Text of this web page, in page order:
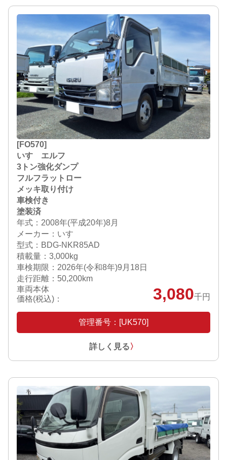
[FO570]
いすゞエルフ
3トン強化ダンプ
フルフラットロー
メッキ取り付け
車検付き
塗装済
年式：2008年(平成20年)8月
メーカー：いすゞ
型式：BDG-NKR85AD
積載量：3,000kg
車検期限： 2026年(令和8年)9月18日
走行距離：50,200km
車両本体
価格(税込)：
3,080千円
管理番号：[UK570]
詳しく見る〉